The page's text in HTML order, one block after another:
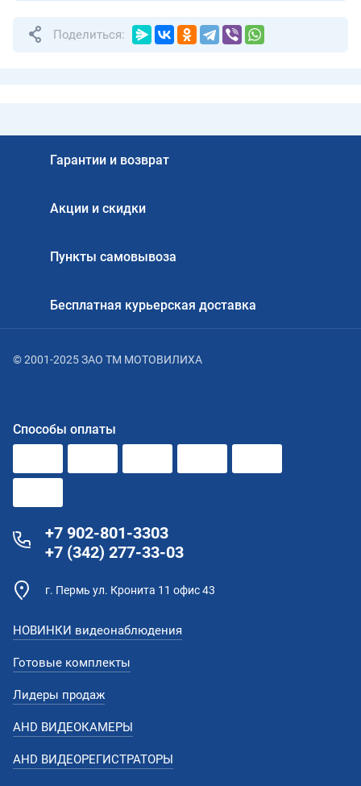
Поделиться:
Гарантии и возврат
Акции и скидки
Пункты самовывоза
Бесплатная курьерская доставка
© 2001-2025 ЗАО ТМ МОТОВИЛИХА
Способы оплаты
+7 902-801-3303
+7 (342) 277-33-03
г. Пермь ул. Кронита 11 офис 43
НОВИНКИ видеонаблюдения
Готовые комплекты
Лидеры продаж
AHD ВИДЕОКАМЕРЫ
AHD ВИДЕОРЕГИСТРАТОРЫ